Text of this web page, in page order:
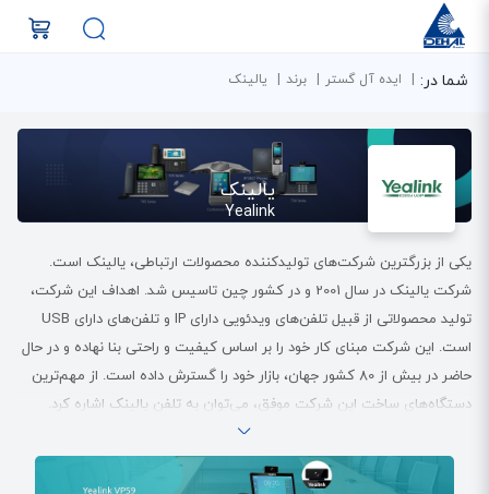
شما در: ایده آل گستر برند یالینک
یالینک
Yealink
یکی از بزرگترین شرکت‌های تولیدکننده محصولات ارتباطی، یالینک است.
شرکت یالینک در سال 2001 و در کشور چین تاسیس شد. اهداف این شرکت،
تولید محصولاتی از قبیل تلفن‌های ویدئویی دارای IP و تلفن‌های دارای USB
است. این شرکت مبنای کار خود را بر اساس کیفیت و راحتی بنا نهاده و در حال
حاضر در بیش از 80 کشور جهان، بازار خود را گسترش داده است. از مهم‌ترین
دستگاه‌های ساخت این شرکت موفق، می‌توان به تلفن یالینک اشاره کرد.
Yealink در زمینه محصولات ارتباطی، یک شبکه بی‌عیب و نقص را در جهان
ایجاد کرده است. یالینک یکی از محبوب‌ترین برندهای چین در غرب است.
محصولات تولید شده یالینک با بهترین کیفیت ساخت، بالاترین کارآیی،